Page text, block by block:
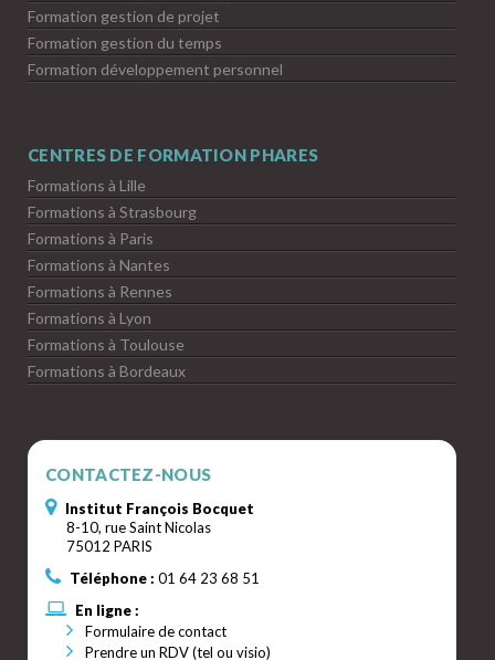
Formation gestion de projet
Formation gestion du temps
Formation développement personnel
CENTRES DE FORMATION PHARES
Formations à Lille
Formations à Strasbourg
Formations à Paris
Formations à Nantes
Formations à Rennes
Formations à Lyon
Formations à Toulouse
Formations à Bordeaux
CONTACTEZ-NOUS
Institut François Bocquet
8-10, rue Saint Nicolas
75012 PARIS
Téléphone : 01 64 23 68 51
En ligne :
Formulaire de contact
Prendre un RDV (tel ou visio)